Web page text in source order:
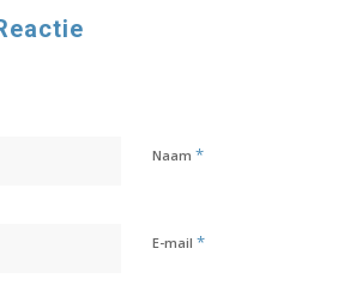
Naam *
E-mail *